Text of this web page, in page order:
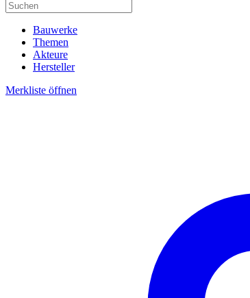
Bauwerke
Themen
Akteure
Hersteller
Merkliste öffnen